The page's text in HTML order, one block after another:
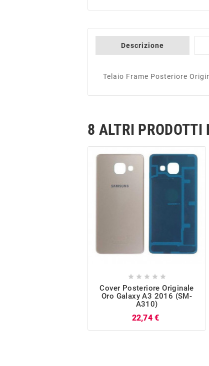
Descrizione
Telaio Frame Posteriore
8 ALTRI PRODOTTI
    
Cover Posteriore Originale
Oro Galaxy A3 2016 (SM-
A310)
22,74 €